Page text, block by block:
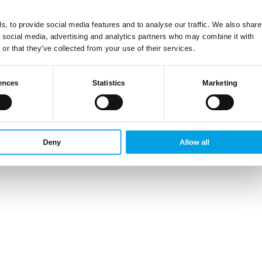
to provide social media features and to analyse our traffic. We also share
media, advertising and analytics partners who may combine it with
that they’ve collected from your use of their services.
Statistics Marketing
Deny Allow all